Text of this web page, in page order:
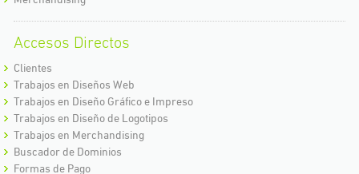
Accesos Directos
Clientes
Trabajos en Diseños Web
Trabajos en Diseño Gráfico e Impreso
Trabajos en Diseño de Logotipos
Trabajos en Merchandising
Buscador de Dominios
Formas de Pago